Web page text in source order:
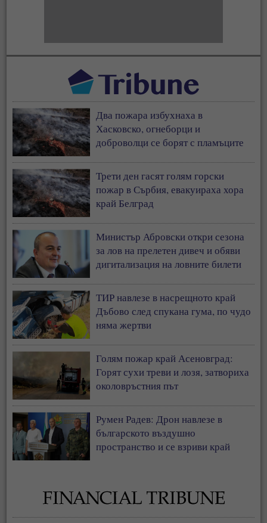
Два пожара избухнаха в
Хасковско, огнеборци и
доброволци се борят с пламъците
Трети ден гасят голям горски
пожар в Сърбия, евакуираха хора
край Белград
Министър Абровски откри сезона
за лов на прелетен дивеч и обяви
дигитализация на ловните билети
ТИР навлезе в насрещното край
Дъбово след спукана гума, по чудо
няма жертви
Голям пожар край Асеновград:
Горят сухи треви и лозя, затвориха
околовръстния път
Румен Радев: Дрон навлезе в
българското въздушно
пространство и се взриви край